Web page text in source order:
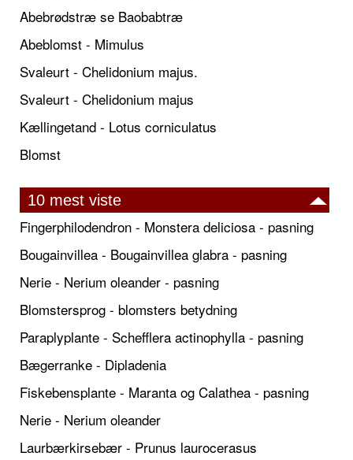
Abebrødstræ se Baobabtræ
Abeblomst - Mimulus
Svaleurt - Chelidonium majus.
Svaleurt - Chelidonium majus
Kællingetand - Lotus corniculatus
Blomst
10 mest viste
Fingerphilodendron - Monstera deliciosa - pasning
Bougainvillea - Bougainvillea glabra - pasning
Nerie - Nerium oleander - pasning
Blomstersprog - blomsters betydning
Paraplyplante - Schefflera actinophylla - pasning
Bægerranke - Dipladenia
Fiskebensplante - Maranta og Calathea - pasning
Nerie - Nerium oleander
Laurbærkirsebær - Prunus laurocerasus